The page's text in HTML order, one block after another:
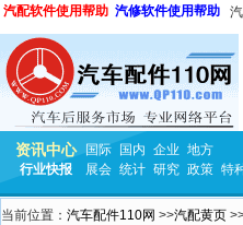
汽配软件使用帮助 汽修软件使用帮助
资讯中心 国际 国内 企业 地方
行业快报
展会 统计 研究 政策 特
当前位置： 汽车配件110网 >>汽配黄页